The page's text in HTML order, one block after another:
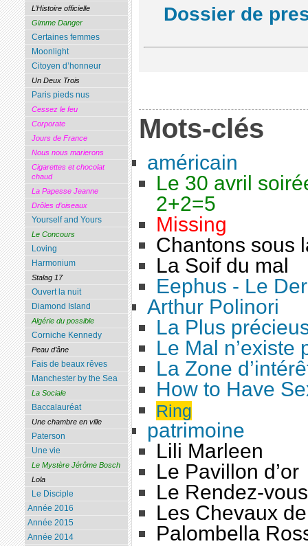
Dossier de
Mots-clés
américain
Le 30 avril
2+2=5
Missing
Chantons sous
La Soif du mal
Eephus - Le
Arthur Polinori
La Plus
Le Mal n’existe
La Zone
How to Have
Ring
patrimoine
Lili Marleen
Le Pavillon d’or
Le Rendez-
Les Chevaux
Palombella
L’Histoire officielle
Gimme Danger
Certaines femmes
Moonlight
Citoyen d’honneur
Un Deux Trois
Paris pieds nus
Cessez le feu
Corporate
Jours de France
Nous nous marierons
Cigarettes et chocolat
chaud
La Papesse Jeanne
Drôles d’oiseaux
Yourself and Yours
Le Concours
Loving
Harmonium
Stalag 17
Ouvert la nuit
Diamond Island
Algérie du possible
Corniche Kennedy
Peau d’âne
Fais de beaux rêves
Manchester by the Sea
La Sociale
Baccalauréat
Une chambre en ville
Paterson
Une vie
Le Mystère Jérôme Bosch
Lola
Le Disciple
Année 2016
Année 2015
Année 2014